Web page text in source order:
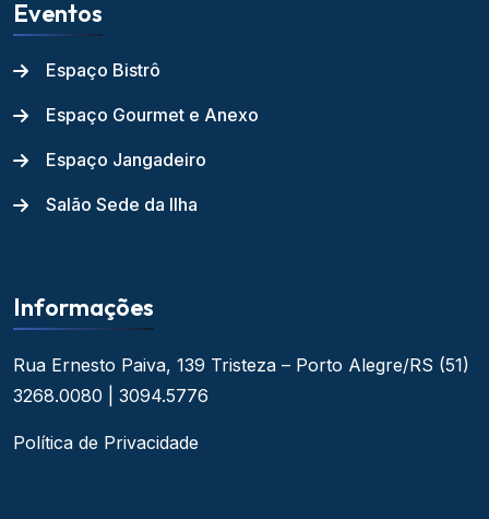
Eventos
Espaço Bistrô
Espaço Gourmet e Anexo
Espaço Jangadeiro
Salão Sede da Ilha
Informações
Rua Ernesto Paiva, 139 Tristeza – Porto Alegre/RS (51)
3268.0080 | 3094.5776
Política de Privacidade